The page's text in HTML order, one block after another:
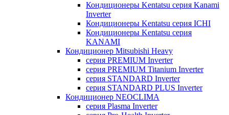
Кондиционеры Kentatsu серия Kanami
Inverter
Кондиционеры Kentatsu серия ICHI
Кондиционеры Kentatsu серия
KANAMI
Кондиционер Mitsubishi Heavy
серия PREMIUM Inverter
серия PREMIUM Titanium Inverter
серия STANDARD Inverter
серия STANDARD PLUS Inverter
Кондиционер NEOCLIMA
серия Plasma Inverter